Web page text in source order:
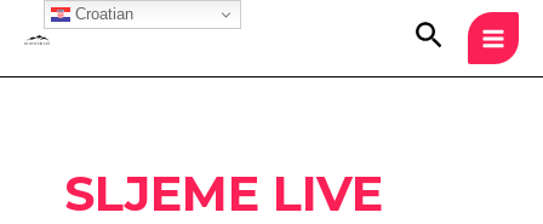
content
Search
SLJEME LIVE
Croatian